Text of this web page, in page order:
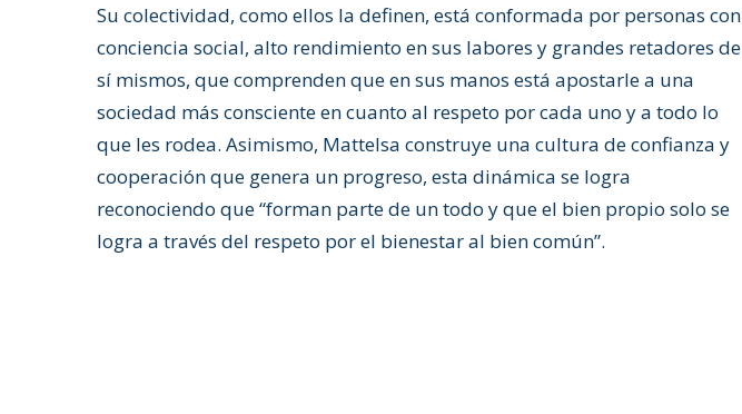
Su colectividad, como ellos la definen, está conformada por personas con
conciencia social, alto rendimiento en sus labores y grandes retadores de
sí mismos, que comprenden que en sus manos está apostarle a una
sociedad más consciente en cuanto al respeto por cada uno y a todo lo
que les rodea. Asimismo, Mattelsa construye una cultura de confianza y
cooperación que genera un progreso, esta dinámica se logra
reconociendo que “forman parte de un todo y que el bien propio solo se
logra a través del respeto por el bienestar al bien común”.